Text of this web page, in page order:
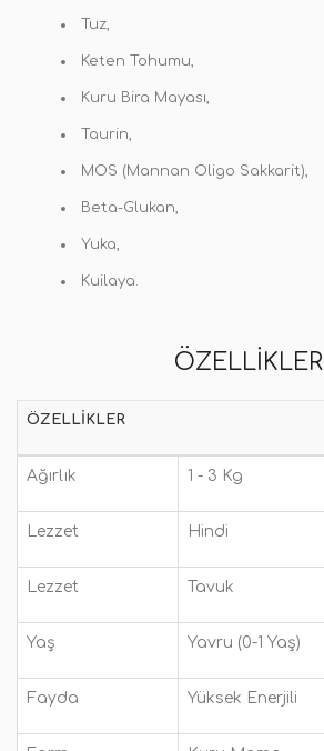
Tuz,
Keten Tohumu,
Kuru Bira Mayası,
Taurin,
MOS (Mannan Oligo Sakkarit),
Beta-Glukan,
Yuka,
Kuilaya.
ÖZELLIKLER
ÖZELLIKLER
Ağırlık 1 - 3 Kg
Lezzet Hindi
Lezzet Tavuk
Yaş Yavru (0-1 Yaş)
Fayda Yüksek Enerjili